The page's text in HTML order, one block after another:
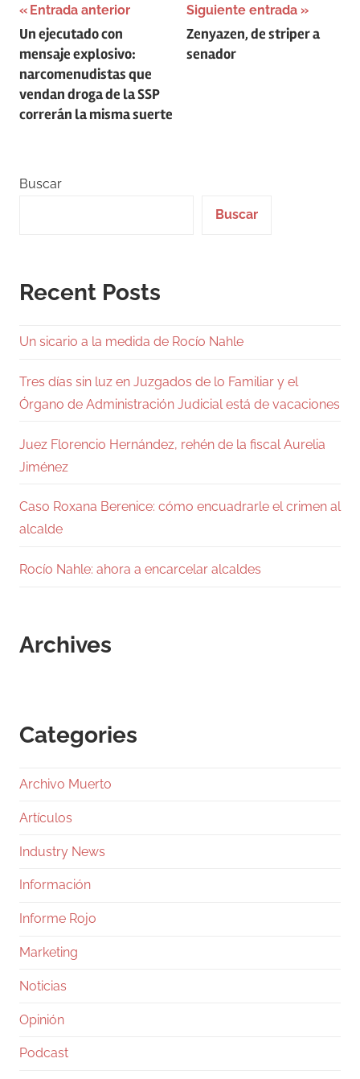
Navegación
de
entradas
Entrada anterior
Un ejecutado con
mensaje explosivo:
narcomenudistas que
vendan droga de la SSP
correrán la misma suerte
Siguiente entrada
Zenyazen, de striper a
senador
Buscar
Buscar
Recent Posts
Un sicario a la medida de Rocío Nahle
Tres días sin luz en Juzgados de lo Familiar y el
Órgano de Administración Judicial está de vacaciones
Juez Florencio Hernández, rehén de la fiscal Aurelia
Jiménez
Caso Roxana Berenice: cómo encuadrarle el crimen al
alcalde
Rocío Nahle: ahora a encarcelar alcaldes
Archives
Categories
Archivo Muerto
Artículos
Industry News
Información
Informe Rojo
Marketing
Noticias
Opinión
Podcast